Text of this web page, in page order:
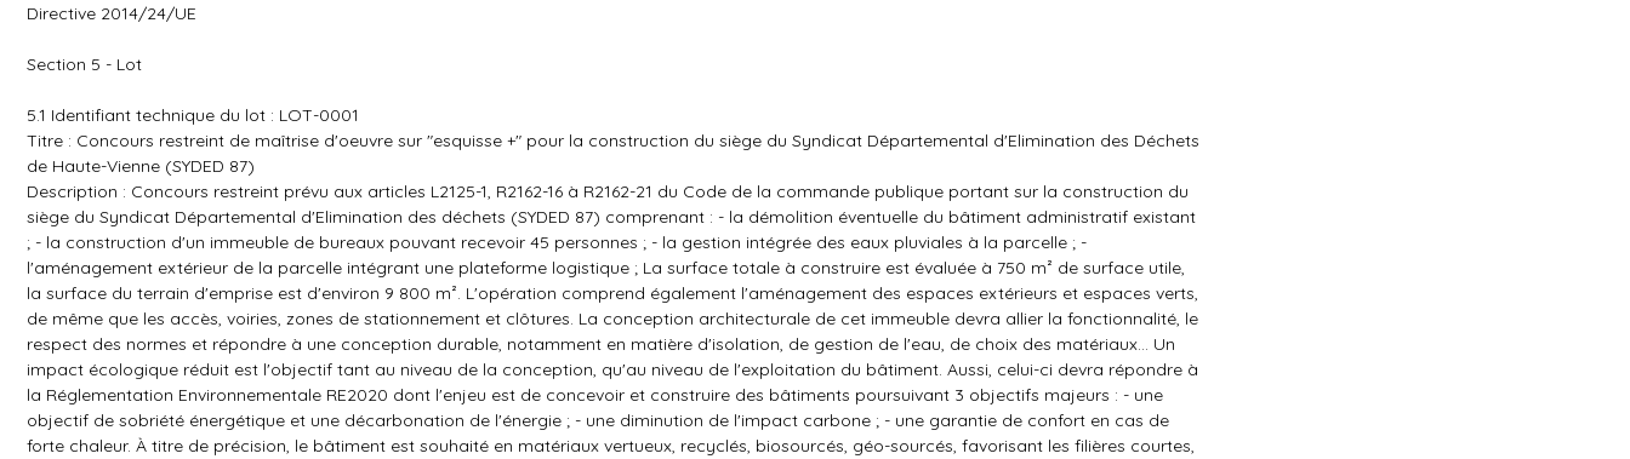
Directive 2014/24/UE
Section 5 - Lot
5.1 Identifiant technique du lot : LOT-0001
Titre : Concours restreint de maîtrise d'oeuvre sur "esquisse +" pour la construction du siège du Syndicat Départemental d'Elimination des Déchets
de Haute-Vienne (SYDED 87)
Description : Concours restreint prévu aux articles L2125-1, R2162-16 à R2162-21 du Code de la commande publique portant sur la construction du
siège du Syndicat Départemental d'Elimination des déchets (SYDED 87) comprenant : - la démolition éventuelle du bâtiment administratif existant
; - la construction d'un immeuble de bureaux pouvant recevoir 45 personnes ; - la gestion intégrée des eaux pluviales à la parcelle ; -
l'aménagement extérieur de la parcelle intégrant une plateforme logistique ; La surface totale à construire est évaluée à 750 m² de surface utile,
la surface du terrain d'emprise est d'environ 9 800 m². L'opération comprend également l'aménagement des espaces extérieurs et espaces verts,
de même que les accès, voiries, zones de stationnement et clôtures. La conception architecturale de cet immeuble devra allier la fonctionnalité, le
respect des normes et répondre à une conception durable, notamment en matière d'isolation, de gestion de l'eau, de choix des matériaux... Un
impact écologique réduit est l'objectif tant au niveau de la conception, qu'au niveau de l'exploitation du bâtiment. Aussi, celui-ci devra répondre à
la Réglementation Environnementale RE2020 dont l'enjeu est de concevoir et construire des bâtiments poursuivant 3 objectifs majeurs : - une
objectif de sobriété énergétique et une décarbonation de l'énergie ; - une diminution de l'impact carbone ; - une garantie de confort en cas de
forte chaleur. À titre de précision, le bâtiment est souhaité en matériaux vertueux, recyclés, biosourcés, géo-sourcés, favorisant les filières courtes,